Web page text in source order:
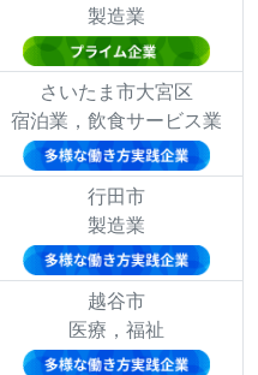
製造業
さいたま市大宮区
宿泊業，飲食サービス業
行田市
製造業
越谷市
医療，福祉